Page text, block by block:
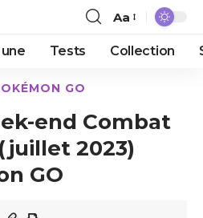
Aa
Tests Collection
GO
end Combat
2023)
GO